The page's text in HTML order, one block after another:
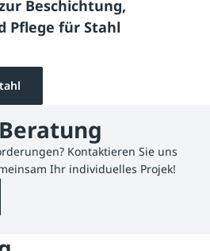
Beschichtung,
Pflege für Stahl
Kontaktieren Sie uns
Ihr individuelles Projek!